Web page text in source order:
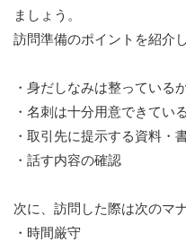
ましょう。
訪問準備のポイントを紹介し
・身だしなみは整っている
・名刺は十分用意できてい
・取引先に提示する資料・
・話す内容の確認
次に、訪問した際は次のマ
・時間厳守